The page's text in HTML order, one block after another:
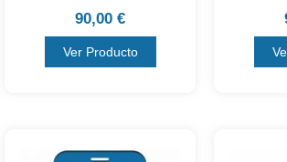
90,00 €
Ver Producto